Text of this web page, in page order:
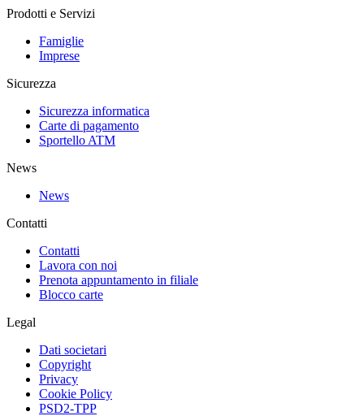
Prodotti e Servizi
Famiglie
Imprese
Sicurezza
Sicurezza informatica
Carte di pagamento
Sportello ATM
News
News
Contatti
Contatti
Lavora con noi
Prenota appuntamento in filiale
Blocco carte
Legal
Dati societari
Copyright
Privacy
Cookie Policy
PSD2-TPP